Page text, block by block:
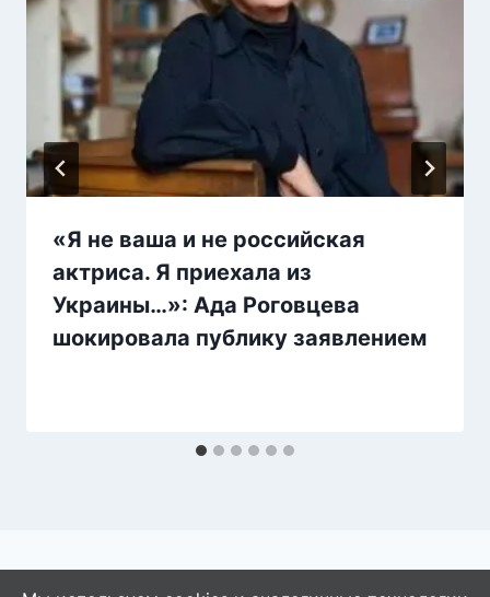
«Я не ваша и не российская
актриса. Я приехала из
Украины…»: Ада Роговцева
шокировала публику заявлением